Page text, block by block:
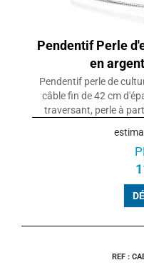
Pendentif Perle
en
Pendentif perle de
câble fin de 42 cm
traversant, perle à
REF :